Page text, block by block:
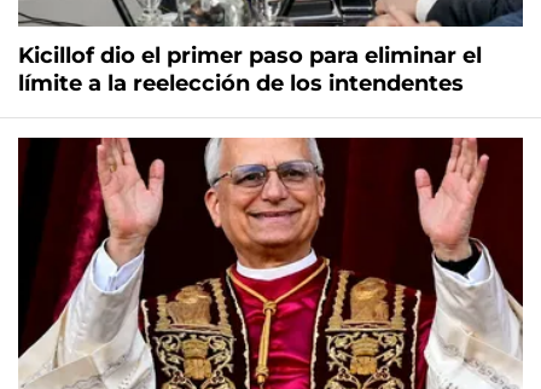
Kicillof dio el primer paso para eliminar el
límite a la reelección de los intendentes